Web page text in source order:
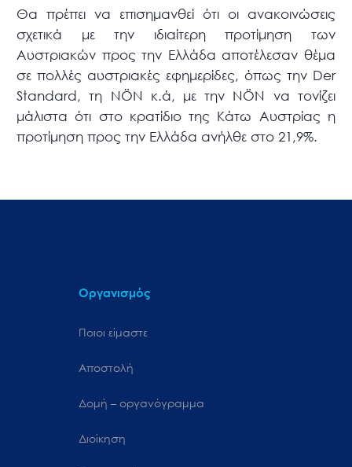
Θα πρέπει να επισημανθεί ότι οι ανακοινώσεις
σχετικά με την ιδιαίτερη προτίμηση των
Αυστριακών προς την Ελλάδα αποτέλεσαν θέμα
σε πολλές αυστριακές εφημερίδες, όπως την Der
Standard, τη NÖN κ.ά, με την NÖN να τονίζει
μάλιστα ότι στο κρατίδιο της Κάτω Αυστρίας η
προτίμηση προς την Ελλάδα ανήλθε στο 21,9%.
Οργανισμός
Ποιοι είμαστε
Αποστολή
Δομή – οργανόγραμμα
Διοίκηση